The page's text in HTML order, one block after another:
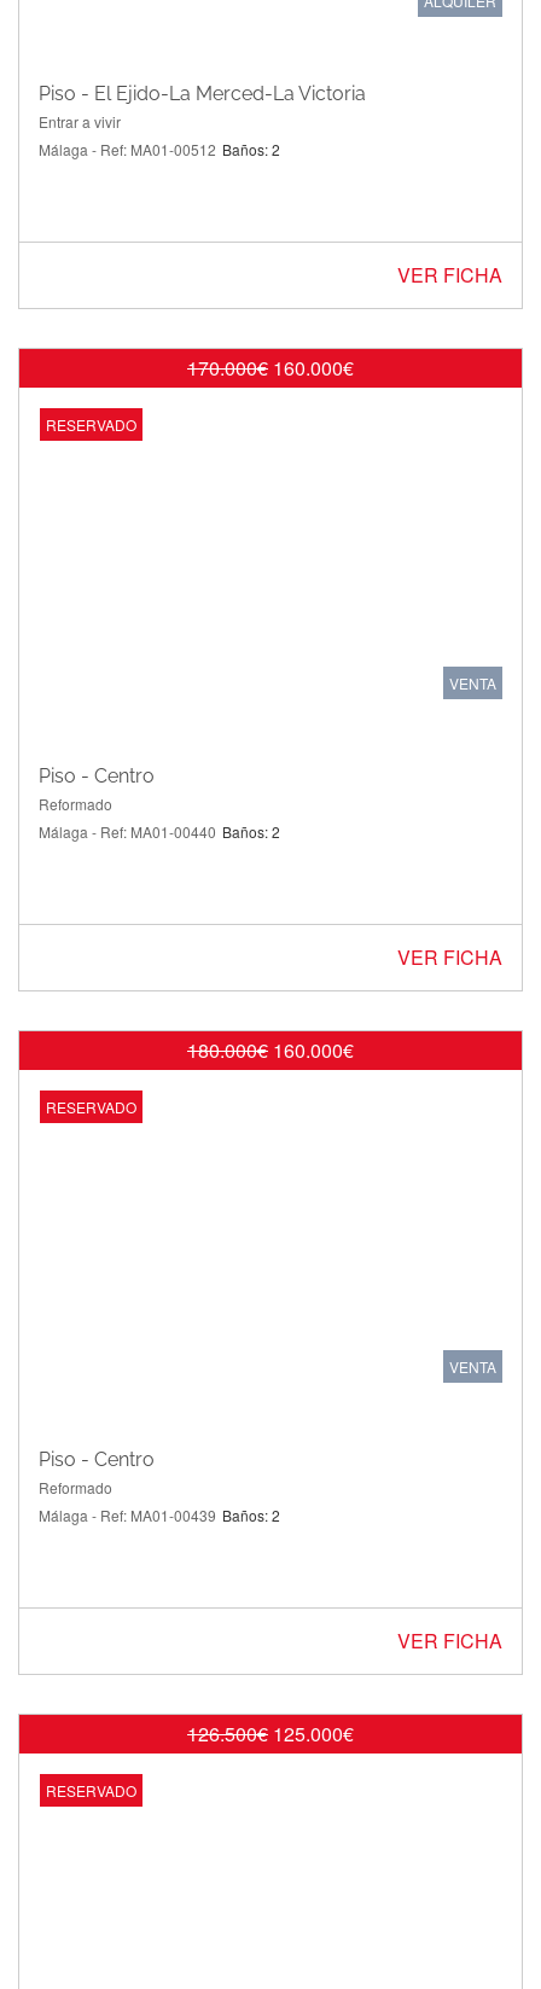
Piso - El Ejido-La Merced-La Victoria
Entrar a vivir
Málaga - Ref: MA01-00512 Baños: 2
VER FICHA
170.000€ 160.000€
OFERTA
RESERVADO
VENTA
Piso - Centro
Reformado
Málaga - Ref: MA01-00440 Baños: 2
VER FICHA
180.000€ 160.000€
OFERTA
RESERVADO
VENTA
Piso - Centro
Reformado
Málaga - Ref: MA01-00439 Baños: 2
VER FICHA
126.500€ 125.000€
OFERTA
RESERVADO